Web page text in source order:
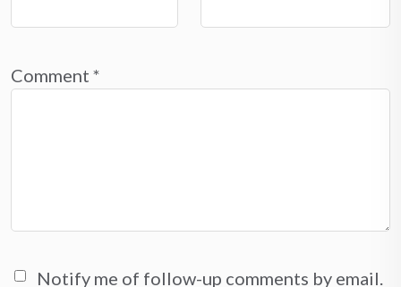
Comment *
Notify me of follow-up comments by email.